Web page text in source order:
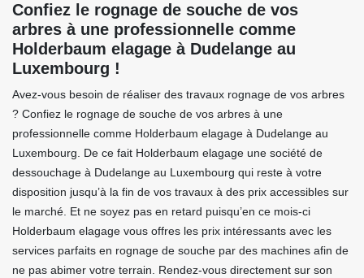
Confiez le rognage de souche de vos
arbres à une professionnelle comme
Holderbaum elagage à Dudelange au
Luxembourg !
Avez-vous besoin de réaliser des travaux rognage de vos arbres
? Confiez le rognage de souche de vos arbres à une
professionnelle comme Holderbaum elagage à Dudelange au
Luxembourg. De ce fait Holderbaum elagage une société de
dessouchage à Dudelange au Luxembourg qui reste à votre
disposition jusqu’à la fin de vos travaux à des prix accessibles sur
le marché. Et ne soyez pas en retard puisqu’en ce mois-ci
Holderbaum elagage vous offres les prix intéressants avec les
services parfaits en rognage de souche par des machines afin de
ne pas abimer votre terrain. Rendez-vous directement sur son